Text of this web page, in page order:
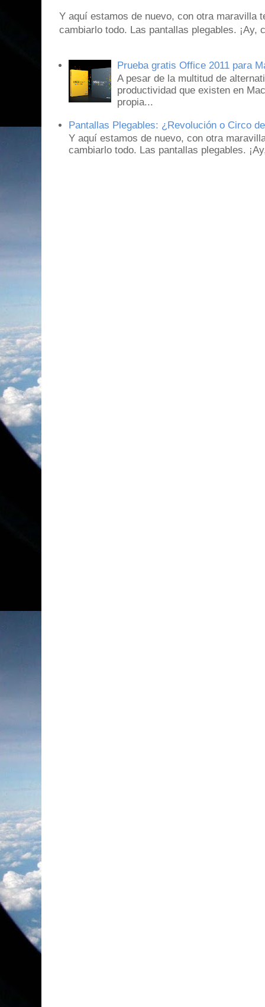
Y aquí estamos de nuevo, con otra maravilla
cambiarlo todo. Las pantallas plegables. ¡Ay,
Prueba gratis Office 2011 para
A pesar de la multitud de
productividad que existen en
propia...
Pantallas Plegables: ¿Revolución o Circo
Y aquí estamos de nuevo, con otra
cambiarlo todo. Las pantallas plegables.